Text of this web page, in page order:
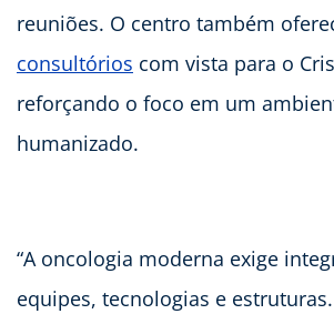
reuniões. O centro também
consultórios com vista para o
reforçando o foco em um
humanizado.
“A oncologia moderna exige
equipes, tecnologias e